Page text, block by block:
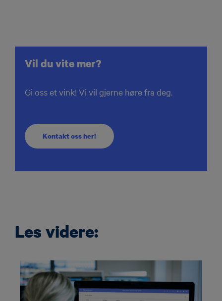
Vil du vite mer?
Gi oss et vink! Vi vil gjerne høre fra deg.
Kontakt oss her!
Les videre: